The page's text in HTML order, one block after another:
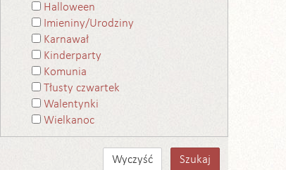
Halloween
Imieniny/Urodziny
Karnawał
Kinderparty
Komunia
Tłusty czwartek
Walentynki
Wielkanoc